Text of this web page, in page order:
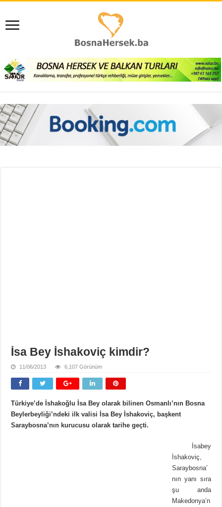
İsa Bey İshakoviç kimdir?
11/06/2013 6,107 Görünüm
Türkiye’de İshakoğlu İsa Bey olarak bilinen Osmanlı’nın Bosna
Beylerbeyliği’ndeki ilk valisi İsa Bey İshakoviç, başkent
Saraybosna’nın kurucusu olarak tarihe geçti.
İsabey
İshakoviç,
Saraybosna’
nın yanı sıra
şu anda
Makedonya’n